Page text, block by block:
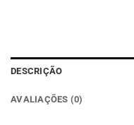
DESCRIÇÃO
AVALIAÇÕES (0)